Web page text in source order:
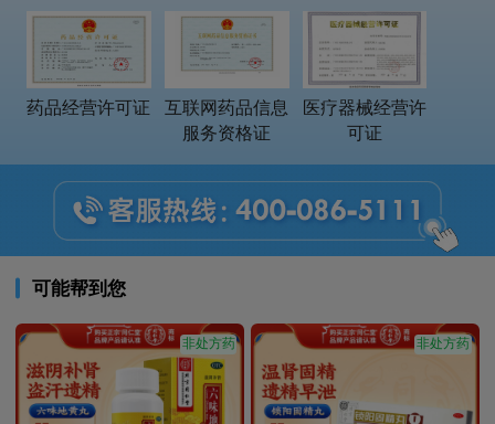
药品经营许可证
互联网药品信息
服务资格证
医疗器械经营许
可证
可能帮到您
非处方药 非处方药